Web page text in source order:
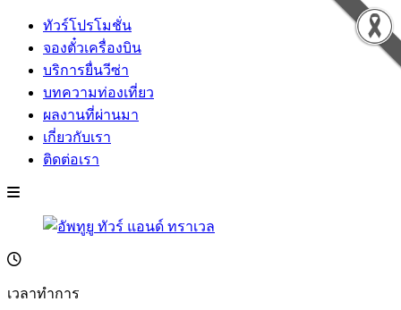
ทัวร์โปรโมชั่น
จองตั๋วเครื่องบิน
บริการยื่นวีซ่า
บทความท่องเที่ยว
ผลงานที่ผ่านมา
เกี่ยวกับเรา
ติดต่อเรา
เวลาทำการ